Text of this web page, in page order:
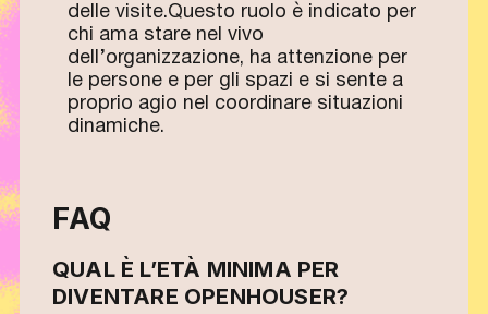
delle visite.Questo ruolo è indicato per
chi ama stare nel vivo
dell’organizzazione, ha attenzione per
le persone e per gli spazi e si sente a
proprio agio nel coordinare situazioni
dinamiche.
FAQ
QUAL È L’ETÀ MINIMA PER
DIVENTARE OPENHOUSER?